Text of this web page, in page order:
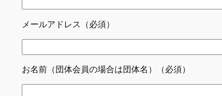
メールアドレス（必須）
お名前（団体会員の場合は団体名）（必須）